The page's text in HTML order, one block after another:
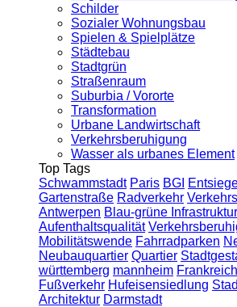
Schilder
Sozialer Wohnungsbau
Spielen & Spielplätze
Städtebau
Stadtgrün
Straßenraum
Suburbia / Vororte
Transformation
Urbane Landwirtschaft
Verkehrsberuhigung
Wasser als urbanes Element
Top Tags
Schwammstadt Paris BGI
Gartenstraße Radverkehr
Antwerpen Blau-grüne Infrastruktur
Aufenthaltsqualität
Mobilitätswende Fahrradparken
Neubauquartier Quartier
württemberg mannheim Frankreich
Fußverkehr Hufeisensiedlung
Architektur Darmstadt